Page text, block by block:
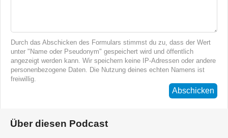
Durch das Abschicken des Formulars stimmst du zu, dass der Wert
unter "Name oder Pseudonym" gespeichert wird und öffentlich
angezeigt werden kann. Wir speichern keine IP-Adressen oder andere
personenbezogene Daten. Die Nutzung deines echten Namens ist
freiwillig.
Abschicken
Über diesen Podcast